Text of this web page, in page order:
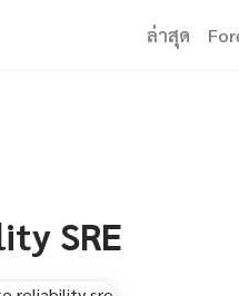
ล่าสุด
SRE